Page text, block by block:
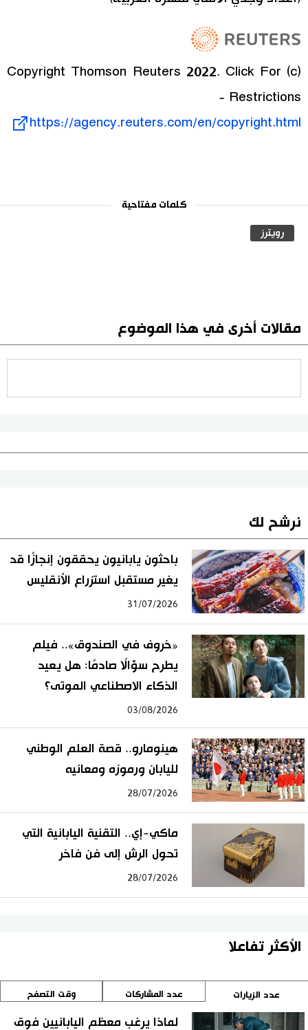
(c) Copyright Thomson Reuters 2022. Click For
Restrictions -
https://agency.reuters.com/en/copyright.html
كلمات مفتاحية
رويترز
مقالات أخرى في هذا الموضوع
نرشح لك
باحثون يابانيون يحققون إنجازًا قد
يغير مستقبل استزراع الأنقليس
31/07/2026
«خروف في الصندوق».. فيلم
يطرح سؤالًا صادمًا: هل يعيد
الذكاء الاصطناعي الموتى؟
03/08/2026
هينومارو.. قصة العلم الوطني
لليابان ورموزه ومعانيه
28/07/2026
ماكي-إي.. التقنية اليابانية التي
تحول الرش إلى فن فاخر
28/07/2026
الأكثر تفاعلا
عدد الزيارات عدد المشاركات وقت التصفح
لماذا يرغب معظم اليابانيين فوق